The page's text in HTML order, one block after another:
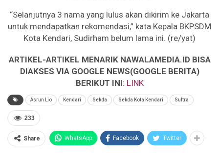
“Selanjutnya 3 nama yang lulus akan dikirim ke Jakarta
untuk mendapatkan rekomendasi,” kata Kepala BKPSDM
Kota Kendari, Sudirham belum lama ini. (re/yat)
ARTIKEL-ARTIKEL MENARIK NAWALAMEDIA.ID BISA
DIAKSES VIA GOOGLE NEWS(GOOGLE BERITA)
BERIKUT INI: LINK
Asrun Lio Kendari Sekda Sekda Kota Kendari Sultra
233
Share WhatsApp Facebook Twitter